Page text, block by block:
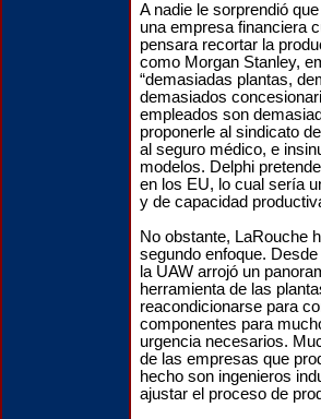
A nadie le sorprendió
una empresa financiera
pensara recortar la
como Morgan Stanley,
“demasiadas plantas,
demasiados
empleados son
proponerle al sindicato
al seguro médico, e
modelos. Delphi
en los EU, lo cual sería
y de capacidad
No obstante, LaRouche
segundo enfoque.
la UAW arrojó un
herramienta de las
reacondicionarse para
componentes para
urgencia necesarios.
de las empresas que
hecho son ingenieros
ajustar el proceso de